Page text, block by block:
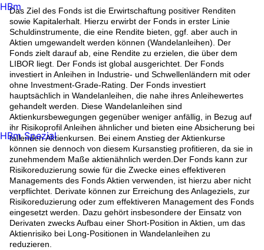
Das Ziel des Fonds ist die Erwirtschaftung positiver Renditen
sowie Kapitalerhalt. Hierzu erwirbt der Fonds in erster Linie
Schuldinstrumente, die eine Rendite bieten, ggf. aber auch in
Aktien umgewandelt werden können (Wandelanleihen). Der
Fonds zielt darauf ab, eine Rendite zu erzielen, die über dem
LIBOR liegt. Der Fonds ist global ausgerichtet. Der Fonds
investiert in Anleihen in Industrie- und Schwellenländern mit oder
ohne Investment-Grade-Rating. Der Fonds investiert
hauptsächlich in Wandelanleihen, die nahe ihres Anleihewertes
gehandelt werden. Diese Wandelanleihen sind
Aktienkursbewegungen gegenüber weniger anfällig, in Bezug auf
ihr Risikoprofil Anleihen ähnlicher und bieten eine Absicherung bei
fallenden Aktienkursen. Bei einem Anstieg der Aktienkurse
können sie dennoch von diesem Kursanstieg profitieren, da sie in
zunehmendem Maße aktienähnlich werden.Der Fonds kann zur
Risikoreduzierung sowie für die Zwecke eines effektiveren
Managements des Fonds Aktien verwenden, ist hierzu aber nicht
verpflichtet. Derivate können zur Erreichung des Anlageziels, zur
Risikoreduzierung oder zum effektiveren Management des Fonds
eingesetzt werden. Dazu gehört insbesondere der Einsatz von
Derivaten zwecks Aufbau einer Short-Position in Aktien, um das
Aktienrisiko bei Long-Positionen in Wandelanleihen zu
reduzieren.
HBm
HBm Spezial